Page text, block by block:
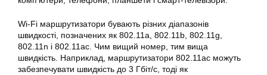
Wi-Fi маршрутизатори бувають різних діапазонів
швидкості, позначених як 802.11a, 802.11b, 802.11g,
802.11n і 802.11ac. Чим вищий номер, тим вища
швидкість. Наприклад, маршрутизатори 802.11ac можуть
забезпечувати швидкість до 3 Гбіт/с, тоді як